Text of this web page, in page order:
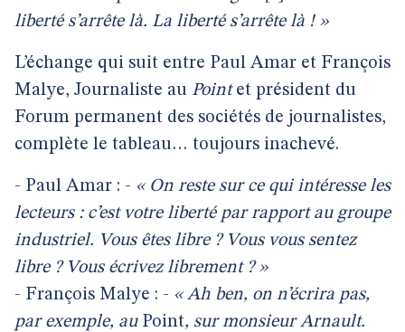
liberté s’arrête là. La liberté s’arrête là ! »
L’échange qui suit entre Paul Amar et François
Malye, Journaliste au Pointet président du
Forum permanent des sociétés de journalistes,
complète le tableau… toujours inachevé.
- Paul Amar : - « On reste sur ce qui intéresse les
lecteurs : c’est votre liberté par rapport au groupe
industriel. Vous êtes libre ? Vous vous sentez
libre ? Vous écrivez librement ? »
- François Malye : - « Ah ben, on n’écrira pas,
par exemple, auPoint, sur monsieur Arnault.